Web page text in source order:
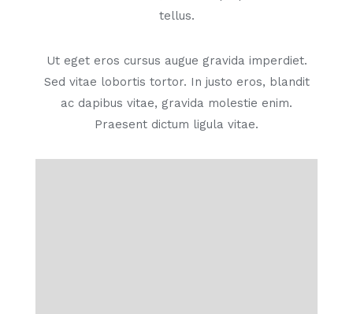
tellus.
Ut eget eros cursus augue gravida imperdiet.
Sed vitae lobortis tortor. In justo eros, blandit
ac dapibus vitae, gravida molestie enim.
Praesent dictum ligula vitae.